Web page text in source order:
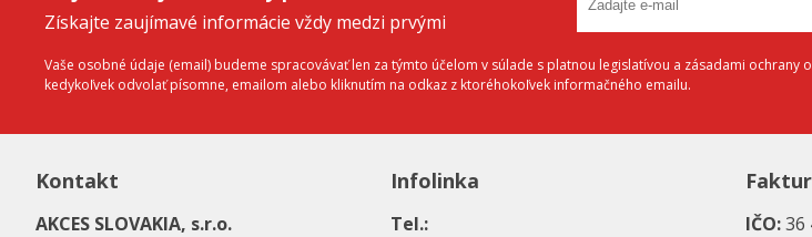
Získajte zaujímavé informácie vždy medzi prvými
Vaše osobné údaje (email) budeme spracovávať len za týmto účelom v súlade s platnou legislatívou a zásadami
kedykoľvek odvolať písomne, emailom alebo kliknutím na odkaz z ktoréhokoľvek informačného emailu.
Kontakt
AKCES SLOVAKIA, s.r.o.
Infolinka
Tel.:
IČO:36